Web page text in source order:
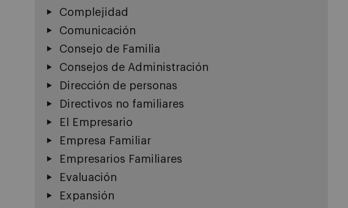
Complejidad
Comunicación
Consejo de Familia
Consejos de Administración
Dirección de personas
Directivos no familiares
El Empresario
Empresa Familiar
Empresarios Familiares
Evaluación
Expansión